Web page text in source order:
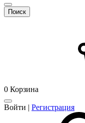
0 Корзина
Войти | Регистрация